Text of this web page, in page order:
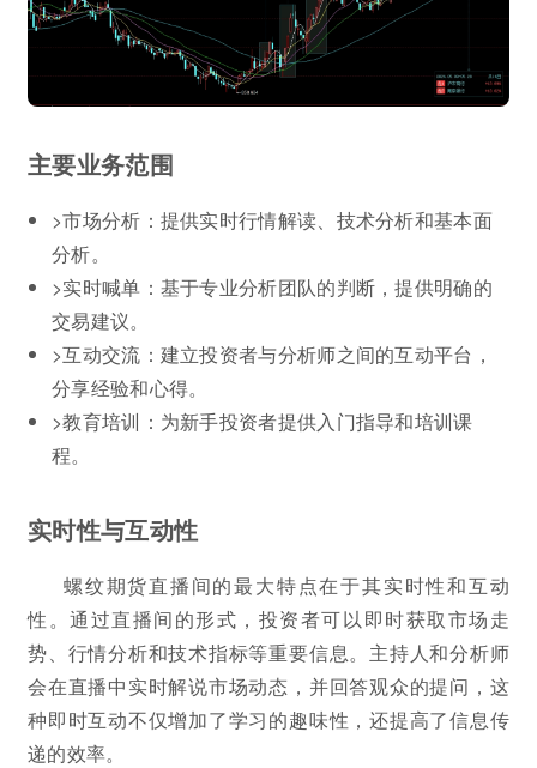
主要业务范围
>市场分析：提供实时行情解读、技术分析和基本面
分析。
>实时喊单：基于专业分析团队的判断，提供明确的
交易建议。
>互动交流：建立投资者与分析师之间的互动平台，
分享经验和心得。
>教育培训：为新手投资者提供入门指导和培训课
程。
实时性与互动性
螺纹期货直播间的最大特点在于其实时性和互动
性。通过直播间的形式，投资者可以即时获取市场走
势、行情分析和技术指标等重要信息。主持人和分析师
会在直播中实时解说市场动态，并回答观众的提问，这
种即时互动不仅增加了学习的趣味性，还提高了信息传
递的效率。